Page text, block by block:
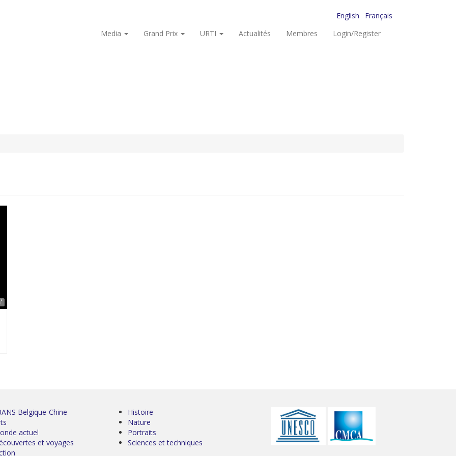
English
Français
Media
Grand Prix URTI Actualités Membres Login/Register
Belgique-Chine
actuel
et voyages
Histoire
Nature
Portraits
Sciences et techniques